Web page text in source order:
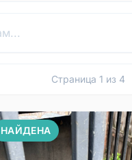
Страница 1 из 4
НАЙДЕНА